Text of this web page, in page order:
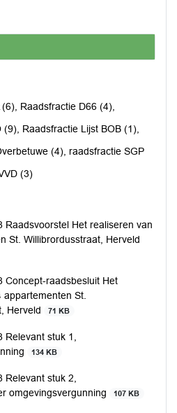
Raadsfractie D66 (4),
(9), Raadsfractie Lijst BOB (1),
(4), raadsfractie SGP
(3)
Raadsvoorstel Het realiseren van
St. Willibrordusstraat, Herveld
Concept-raadsbesluit Het
St.
Herveld
71 KB
Relevant stuk 1,
134 KB
Relevant stuk 2,
omgevingsvergunning
107 KB